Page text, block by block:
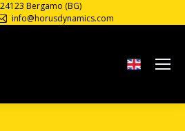
Bergamo (BG)
info@horusdynamics.com